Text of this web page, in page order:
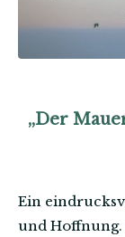
„Der
Ein
und Hoffnung.